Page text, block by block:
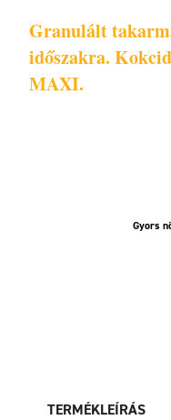
Granulált
időszakra.
MAXI.
Gyors
TERMÉKLEÍRÁS